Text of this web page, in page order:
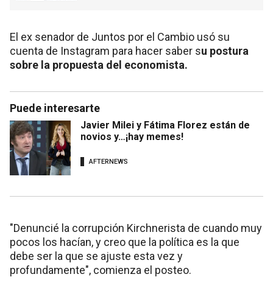
El ex senador de Juntos por el Cambio usó su
cuenta de Instagram para hacer saber su postura
sobre la propuesta del economista.
Puede interesarte
Javier Milei y Fátima Florez están de
novios y…¡hay memes!
AFTERNEWS
"Denuncié la corrupción Kirchnerista de cuando muy
pocos los hacían, y creo que la política es la que
debe ser la que se ajuste esta vez y
profundamente", comienza el posteo.